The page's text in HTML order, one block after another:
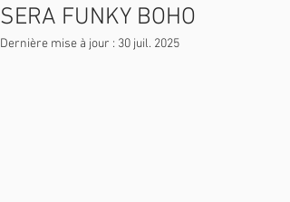
SERA FUNKY BOHO
Dernière mise à jour : 30 juil. 2025